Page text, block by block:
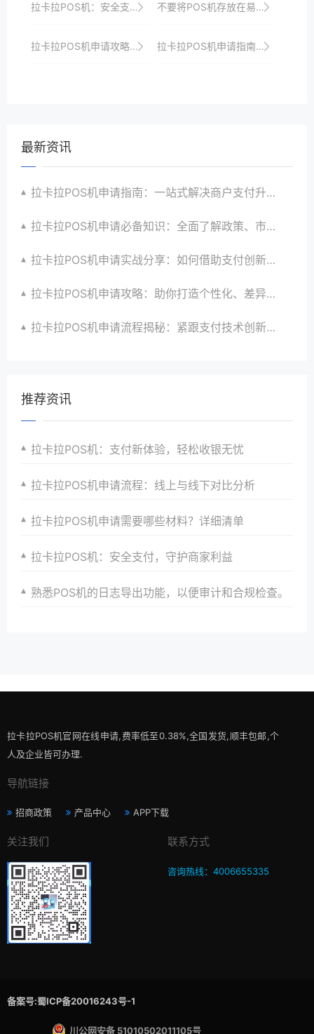
拉卡拉POS机：安全支付，守护每一笔交易 不要将POS机存放在易燃、易爆物品附近。
拉卡拉POS机申请攻略：如何选择适合自己的机型？ 拉卡拉POS机申请指南：一站式解决商户支付升级、智能化与创新需求
最新资讯
拉卡拉POS机申请指南：一站式解决商户支付升级、智能化与创新需求
拉卡拉POS机申请必备知识：全面了解政策、市场、技术与创新趋势
拉卡拉POS机申请实战分享：如何借助支付创新技术提升商户运营效益与效率
拉卡拉POS机申请攻略：助你打造个性化、差异化支付体验以提升竞争力
拉卡拉POS机申请流程揭秘：紧跟支付技术创新步伐，抢占市场先机
推荐资讯
拉卡拉POS机：支付新体验，轻松收银无忧
拉卡拉POS机申请流程：线上与线下对比分析
拉卡拉POS机申请需要哪些材料？详细清单
拉卡拉POS机：安全支付，守护商家利益
熟悉POS机的日志导出功能，以便审计和合规检查。
拉卡拉POS机官网在线申请,费率低至0.38%,全国发货,顺丰包邮,个
人及企业皆可办理.
导航链接
招商政策 产品中心 APP下载
关注我们 联系方式
咨询热线：4006655335
备案号:蜀ICP备20016243号-1
川公网安备 51010502011105号